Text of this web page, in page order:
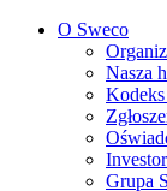
O Sweco
Nasza
Kodeks
Grupa